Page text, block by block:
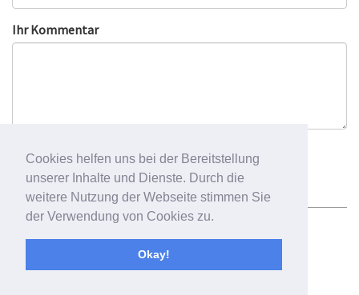
Cookies helfen uns bei der Bereitstellung
unserer Inhalte und Dienste. Durch die
weitere Nutzung der Webseite stimmen Sie
der Verwendung von Cookies zu.
Okay!
Ihr Kommentar
Impressum